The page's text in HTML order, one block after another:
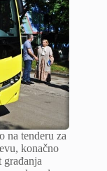
na tenderu za
konačno
građanja